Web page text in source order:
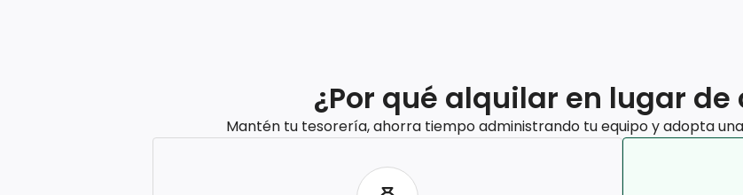
¿Por qué alquilar en lugar de
Mantén tu tesorería, ahorra tiempo administrando tu equipo y adopta